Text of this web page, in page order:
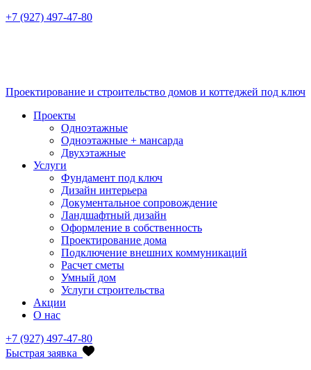
+7 (927) 497-47-80
Проектирование и строительство домов и коттеджей под ключ
Проекты
Одноэтажные
Одноэтажные + мансарда
Двухэтажные
Услуги
Фундамент под ключ
Дизайн интерьера
Документальное сопровождение
Ландшафтный дизайн
Оформление в собственность
Проектирование дома
Подключение внешних коммуникаций
Расчет сметы
Умный дом
Услуги строительства
Акции
О нас
+7 (927) 497-47-80
Быстрая заявка